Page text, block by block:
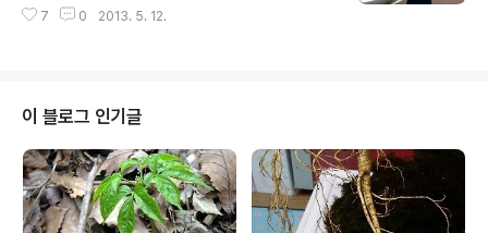
7 0 2013. 5. 12.
이 블로그 인기글